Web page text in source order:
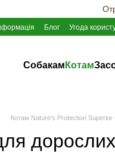
Блог Угода
Собакам Котам
Котам Nature's Protection Superior